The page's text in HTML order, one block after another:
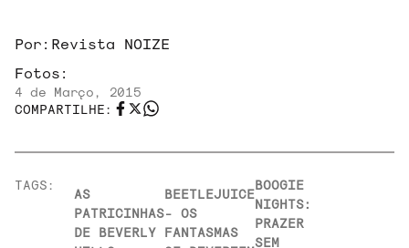
Por: Revista NOIZE
Fotos:
4 de Março, 2015
COMPARTILHE:
TAGS:
AS
PATRICINHAS
DE BEVERLY
BEETLEJUICE
- OS
FANTASMAS
BOOGIE
NIGHTS:
PRAZER
SEM